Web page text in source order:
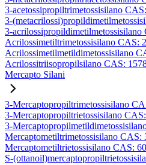
3-acetossipropiltrimetossisilano
3-
3-acrilossipropildimetilmetossisilano
Acrilossimetiltrimetossisilano CAS:
Acrilossimetilmetildimetossisilano
Acrilossitriisopropilsilano CAS:
Mercapto Silani
3-Mercaptopropiltrimetossisilano
3-Mercaptopropiltrietossisilano
3-
Mercaptometiltrimetossisilano CAS:
Mercaptometiltrietossisilano CAS:
S-